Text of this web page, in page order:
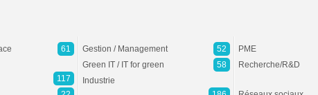
61
117
Gestion / Management
52
Green IT / IT for green
58
Industrie
PME
Recherche/R&D